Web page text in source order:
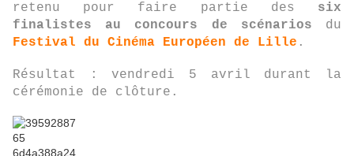
retenu pour faire partie des six
finalistes au concours de scénarios du
Festival du Cinéma Européen de Lille .
Résultat : vendredi 5 avril durant la
cérémonie de clôture.